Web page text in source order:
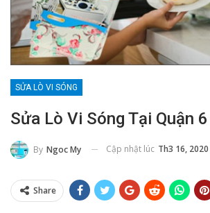
SỬA LÒ VI SÓNG
Sửa Lò Vi Sóng Tại Quận 6
By Ngoc My Cập nhật lúc Th3 16, 2020
Share